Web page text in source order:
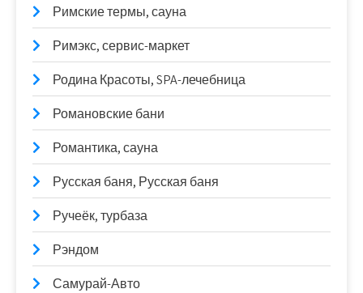
Римские термы, сауна
Римэкс, сервис-маркет
Родина Красоты, SPA-лечебница
Романовские бани
Романтика, сауна
Русская баня, Русская баня
Ручеёк, турбаза
Рэндом
Самурай-Авто